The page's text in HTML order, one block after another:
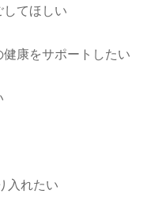
てほしい
康をサポートしたい
入れたい